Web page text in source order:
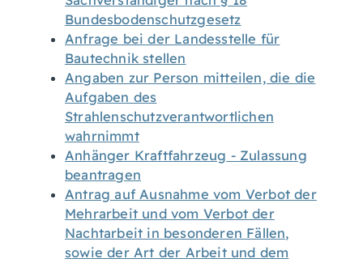
Bundesbodenschutzgesetz
Anfrage bei der Landesstelle für
Bautechnik stellen
Angaben zur Person mitteilen, die die
Aufgaben des
Strahlenschutzverantwortlichen
wahrnimmt
Anhänger Kraftfahrzeug - Zulassung
beantragen
Antrag auf Ausnahme vom Verbot der
Mehrarbeit und vom Verbot der
Nachtarbeit in besonderen Fällen,
sowie der Art der Arbeit und dem